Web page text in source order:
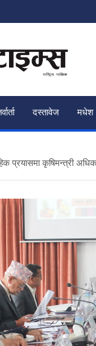
दस्तावेज मधेश
प्रयासमा कृषिमन्त्री